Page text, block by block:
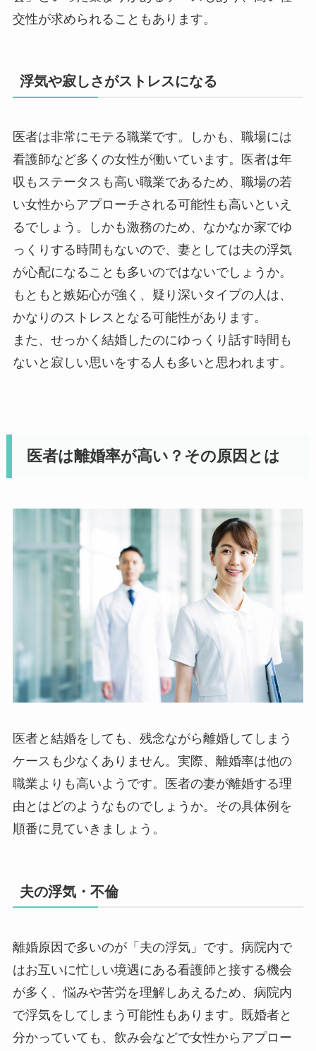
交性が求められることもあります。
浮気や寂しさがストレスになる
医者は非常にモテる職業です。しかも、職場には
看護師など多くの女性が働いています。医者は年
収もステータスも高い職業であるため、職場の若
い女性からアプローチされる可能性も高いといえ
るでしょう。しかも激務のため、なかなか家でゆ
っくりする時間もないので、妻としては夫の浮気
が心配になることも多いのではないでしょうか。
もともと嫉妬心が強く、疑り深いタイプの人は、
かなりのストレスとなる可能性があります。
また、せっかく結婚したのにゆっくり話す時間も
ないと寂しい思いをする人も多いと思われます。
医者は離婚率が高い？その原因とは
医者と結婚をしても、残念ながら離婚してしまう
ケースも少なくありません。実際、離婚率は他の
職業よりも高いようです。医者の妻が離婚する理
由とはどのようなものでしょうか。その具体例を
順番に見ていきましょう。
夫の浮気・不倫
離婚原因で多いのが「夫の浮気」です。病院内で
はお互いに忙しい境遇にある看護師と接する機会
が多く、悩みや苦労を理解しあえるため、病院内
で浮気をしてしまう可能性もあります。既婚者と
分かっていても、飲み会などで女性からアプロー